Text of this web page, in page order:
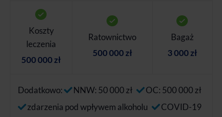
Koszty
leczenia
500 000 zł
Ratownictwo
500 000 zł
Bagaż
3 000 zł
Dodatkowo: NNW: 50 000 zł
OC: 500 000 zł
zdarzenia pod wpływem alkoholu
COVID-19